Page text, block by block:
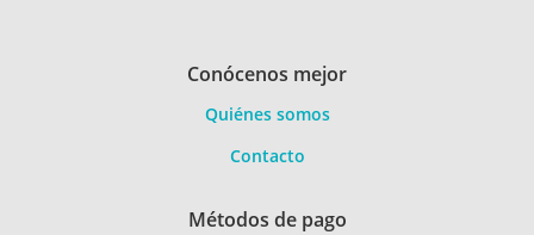
Conócenos mejor
Quiénes somos
Contacto
Métodos de pago